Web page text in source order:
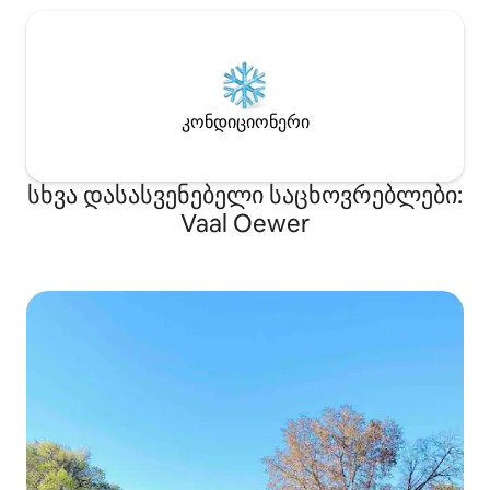
კონდიციონერი
სხვა დასასვენებელი საცხოვრებლები:
Vaal Oewer